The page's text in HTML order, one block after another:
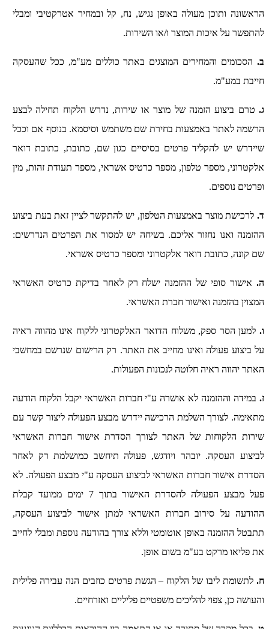
הראשונה ותוכן מעולה באופן נגיש, נח, קל ובמחיר אטרקטיבי ומבלי
להתפשר על איכות המוצר ו/או השירות.
ב. הסכומים והמחירים המוצגים באתר כוללים מע"מ, ככל שהעסקה
חייבת במע"מ.
ג. טרם ביצוע הזמנה של מוצר או שירות, נדרש הלקוח תחילה לבצע
הרשמה לאתר באמצעות בחירת שם משתמש וסיסמא. בנוסף אם וככל
שיידרש יש להקליד פרטים בסיסיים כגון שם, כתובת, כתובת דואר
אלקטרוני, מספר טלפון, מספר כרטיס אשראי, מספר תעודת זהות, מין
ופרטים נוספים.
ד. לרכישת מוצר באמצעות הטלפון, יש להתקשר לציין זאת בעת ביצוע
ההזמנה ואנו נחזור אליכם. בשיחה יש למסור את הפרטים הנדרשים:
שם קונה, כתובת דואר אלקטרוני ומספר כרטיס אשראי.
ה. אישור סופי של ההזמנה ישלח רק לאחר בדיקת כרטיס האשראי
המצוין בהזמנה ואישור חברת האשראי.
ו. למען הסר ספק, משלוח הדואר האלקטרוני ללקוח אינו מהווה ראיה
על ביצוע פעולה ואינו מחייב את האתר. רק הרישום שנרשם במחשבי
האתר יהווה ראיה חלוטה לנכונות הפעולות.
ז. במידה וההזמנה לא אושרה ע"י חברות האשראי יקבל הלקוח הודעה
מתאימה. לצורך השלמת הרכישה יידרש מבצע הפעולה ליצור קשר עם
שירות הלקוחות של האתר לצורך הסדרת אישור חברות האשראי
לביצוע העסקה. יובהר ויודגש, פעולה תיחשב כמושלמת רק לאחר
הסדרת אישור חברות האשראי לביצוע העסקה ע"י מבצע הפעולה. לא
פעל מבצע הפעולה להסדרת האישור בתוך 7 ימים ממועד קבלת
ההודעה על סירוב חברות האשראי למתן אישור לביצוע העסקה,
תתבטל ההזמנה באופן אוטומטי וללא צורך בהודעה נוספת ומבלי לחייב
את פליאו מרקט בע"מ בשום אופן.
ח. לתשומת ליבו של הלקוח – הגשת פרטים כוזבים הנה עבירה פלילית
והעושה כן, צפוי להליכים משפטיים פליליים ואזרחיים.